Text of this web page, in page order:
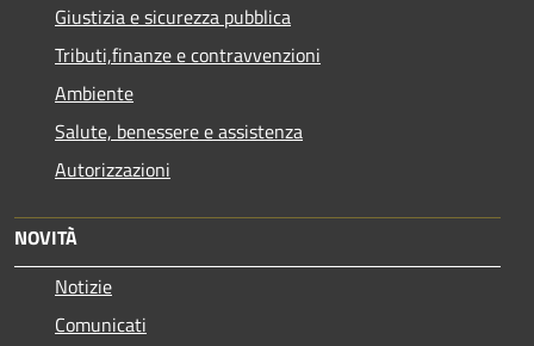
Giustizia e sicurezza pubblica
Tributi,finanze e contravvenzioni
Ambiente
Salute, benessere e assistenza
Autorizzazioni
NOVITÀ
Notizie
Comunicati